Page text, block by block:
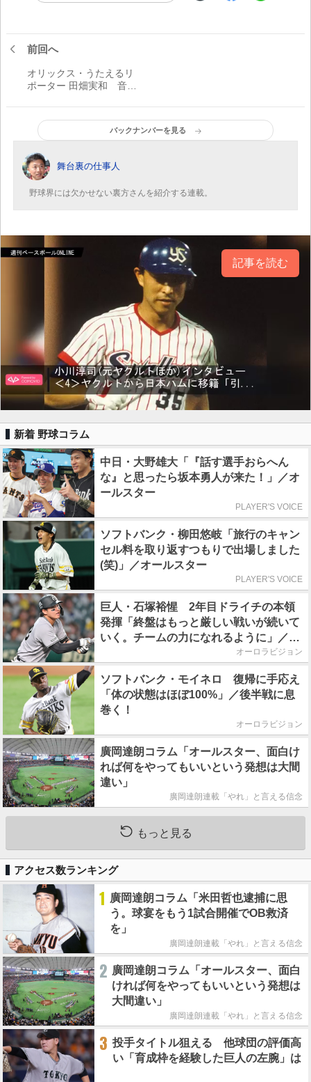
前回へ
オリックス・うたえるリ
ポーター 田畑実和 音楽
に「少しでも観戦を楽し
んでもらえるように。そ
んな願いを込めて、声を
バックナンバーを見る
舞台裏の仕事人
野球界には欠かせない裏方さんを紹介する連載。
記事を読む
新着 野球コラム
中日・大野雄大「『話す選手おらへん
な』と思ったら坂本勇人が来た！」／オ
ールスター
PLAYER'S VOICE
ソフトバンク・柳田悠岐「旅行のキャン
セル料を取り返すつもりで出場しました
(笑)」／オールスター
PLAYER'S VOICE
巨人・石塚裕惺 2年目ドライチの本領
発揮「終盤はもっと厳しい戦いが続いて
いく。チームの力になれるように」／後
オーロラビジョン
ソフトバンク・モイネロ 復帰に手応え
「体の状態はほぼ100%」／後半戦に息
巻く！
オーロラビジョン
廣岡達朗コラム「オールスター、面白け
れば何をやってもいいという発想は大間
違い」
廣岡達朗連載「やれ」と言える信念
もっと見る
アクセス数ランキング
1 廣岡達朗コラム「米田哲也逮捕に思
う。球宴をもう1試合開催でOB救済
を」
廣岡達朗連載「やれ」と言える信念
2 廣岡達朗コラム「オールスター、面白
ければ何をやってもいいという発想は
大間違い」
廣岡達朗連載「やれ」と言える信念
3 投手タイトル狙える 他球団の評価高
い「育成枠を経験した巨人の左腕」は